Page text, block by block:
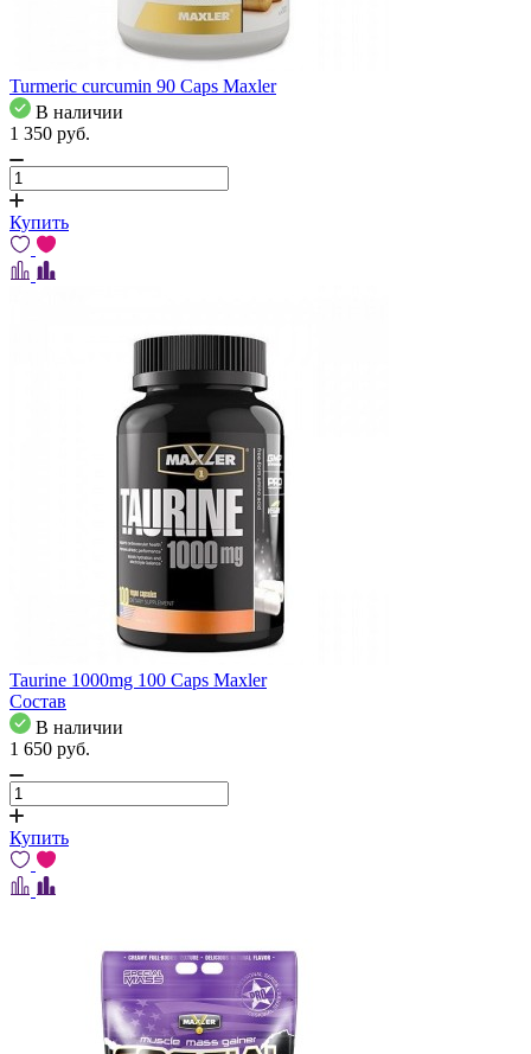
Turmeric curcumin 90 Caps Maxler
В наличии
1 350 pуб.
Купить
Taurine 1000mg 100 Caps Maxler
Состав
В наличии
1 650 pуб.
Купить